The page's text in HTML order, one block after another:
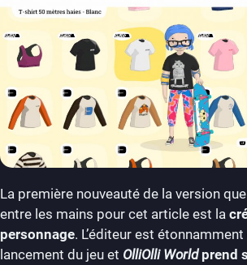
La première nouveauté de la version
entre les mains pour cet article est la
personnage. L’éditeur est
lancement du jeu et OlliOlli Worldprend